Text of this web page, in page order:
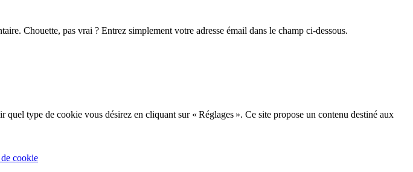
Chouette, pas vrai ? Entrez simplement votre adresse émail dans le champ ci-dessous.
type de cookie vous désirez en cliquant sur « Réglages ». Ce site propose un contenu destiné aux
cookie